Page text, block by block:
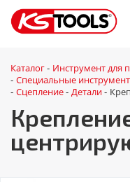
Каталог - Инструмент для
- Специальные
- Сцепление - Детали -